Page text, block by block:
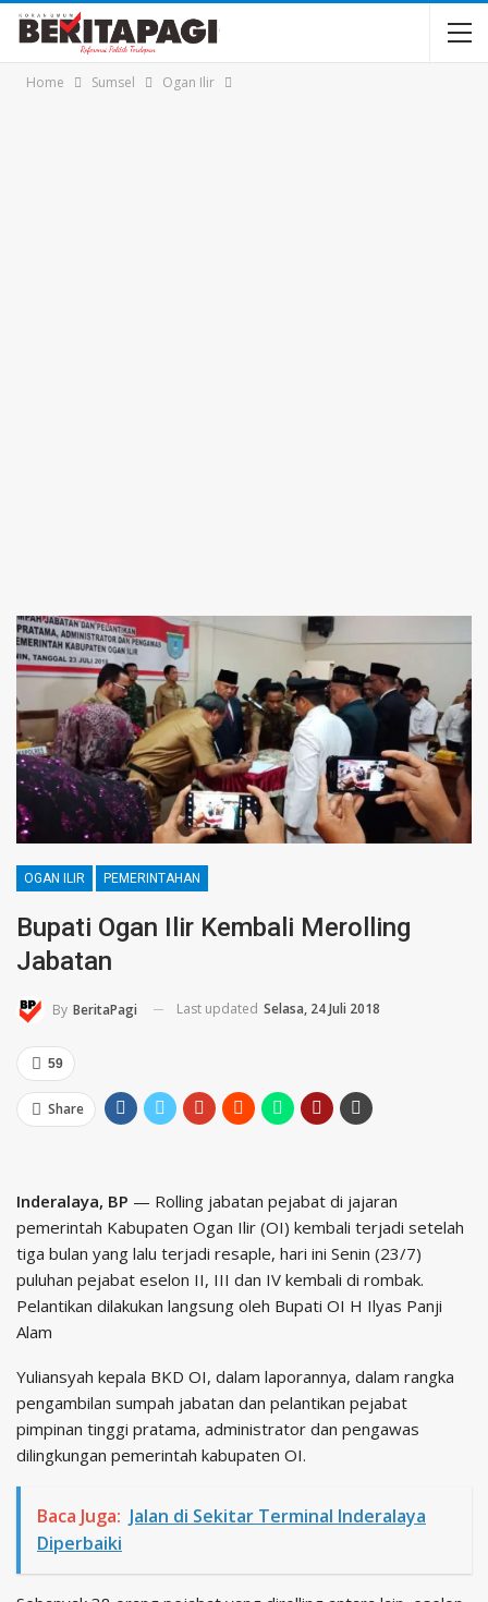
Home Sumsel Ogan Ilir
OGAN ILIR PEMERINTAHAN
Bupati Ogan Ilir Kembali Merolling
Jabatan
By BeritaPagi Last updated Selasa, 24 Juli 2018
59
Share
Inderalaya, BP — Rolling jabatan pejabat di jajaran
pemerintah Kabupaten Ogan Ilir (OI) kembali terjadi setelah
tiga bulan yang lalu terjadi resaple, hari ini Senin (23/7)
puluhan pejabat eselon II, III dan IV kembali di rombak.
Pelantikan dilakukan langsung oleh Bupati OI H Ilyas Panji
Alam
Yuliansyah kepala BKD OI, dalam laporannya, dalam rangka
pengambilan sumpah jabatan dan pelantikan pejabat
pimpinan tinggi pratama, administrator dan pengawas
dilingkungan pemerintah kabupaten OI.
Baca Juga: Jalan di Sekitar Terminal Inderalaya
Diperbaiki